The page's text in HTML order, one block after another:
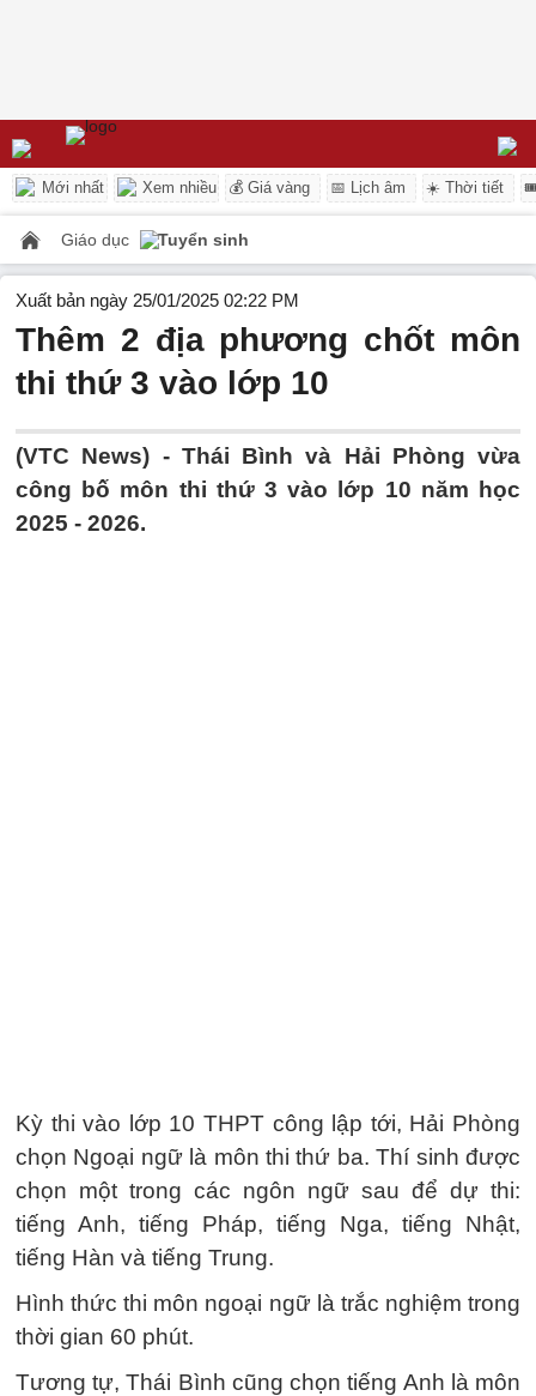
Mới nhất Xem nhiều 💰 Giá vàng 📅 Lịch âm ☀️ Thời tiết
Giáo dục Tuyển sinh
Xuất bản ngày 25/01/2025 02:22 PM
Thêm 2 địa phương chốt môn
thi thứ 3 vào lớp 10
(VTC News) - Thái Bình và Hải Phòng vừa
công bố môn thi thứ 3 vào lớp 10 năm học
2025 - 2026.
Kỳ thi vào lớp 10 THPT công lập tới, Hải Phòng
chọn Ngoại ngữ là môn thi thứ ba. Thí sinh được
chọn một trong các ngôn ngữ sau để dự thi:
tiếng Anh, tiếng Pháp, tiếng Nga, tiếng Nhật,
tiếng Hàn và tiếng Trung.
Hình thức thi môn ngoại ngữ là trắc nghiệm trong
thời gian 60 phút.
Tương tự, Thái Bình cũng chọn tiếng Anh là môn